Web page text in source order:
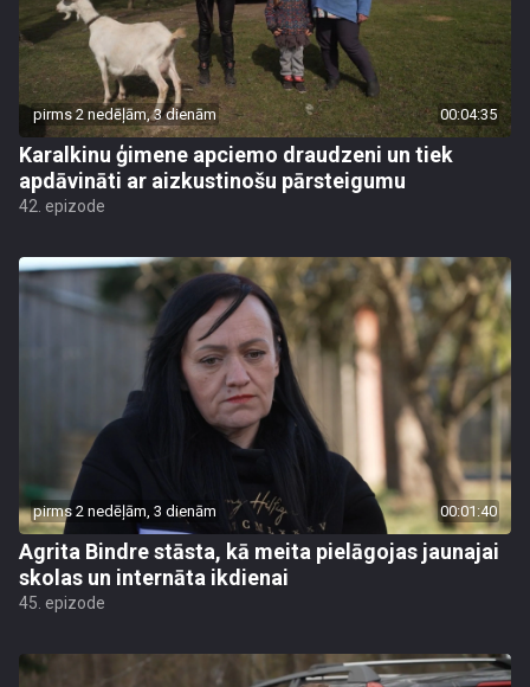
pirms 2 nedēļām, 3 dienām 00:04:35
Karalkinu ģimene apciemo draudzeni un tiek
apdāvināti ar aizkustinošu pārsteigumu
42. epizode
pirms 2 nedēļām, 3 dienām 00:01:40
Agrita Bindre stāsta, kā meita pielāgojas jaunajai
skolas un internāta ikdienai
45. epizode